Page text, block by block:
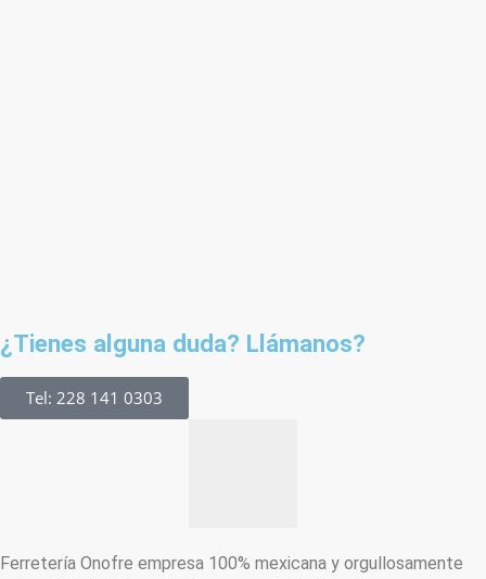
¿Tienes alguna duda? Llámanos?
Tel: 228 141 0303
Ferretería Onofre empresa 100% mexicana y orgullosamente